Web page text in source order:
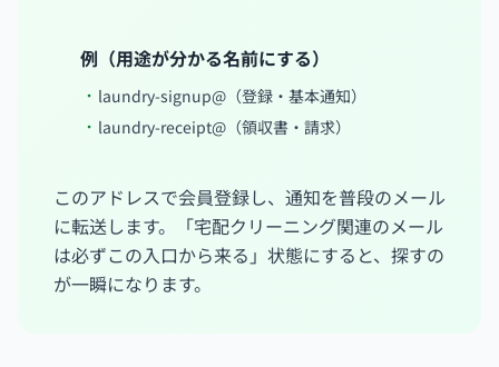
例（用途が分かる名前にする）
laundry-signup@（登録・基本通知）
laundry-receipt@（領収書・請求）
このアドレスで会員登録し、通知を普段のメール
に転送します。「宅配クリーニング関連のメール
は必ずこの入口から来る」状態にすると、探すの
が一瞬になります。